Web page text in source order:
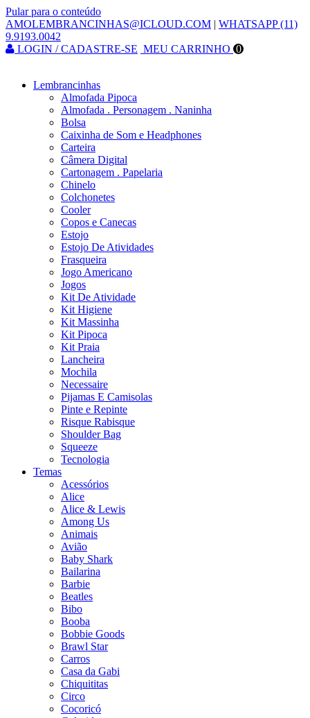
Pular para o conteúdo
AMOLEMBRANCINHAS@ICLOUD.COM | WHATSAPP (11)
9.9193.0042
LOGIN / CADASTRE-SE MEU CARRINHO 0
Lembrancinhas
Almofada Pipoca
Almofada . Personagem . Naninha
Bolsa
Caixinha de Som e Headphones
Carteira
Câmera Digital
Cartonagem . Papelaria
Chinelo
Colchonetes
Cooler
Copos e Canecas
Estojo
Estojo De Atividades
Frasqueira
Jogo Americano
Jogos
Kit De Atividade
Kit Higiene
Kit Massinha
Kit Pipoca
Kit Praia
Lancheira
Mochila
Necessaire
Pijamas E Camisolas
Pinte e Repinte
Risque Rabisque
Shoulder Bag
Squeeze
Tecnologia
Temas
Acessórios
Alice
Alice & Lewis
Among Us
Animais
Avião
Baby Shark
Bailarina
Barbie
Beatles
Bibo
Booba
Bobbie Goods
Brawl Star
Carros
Casa da Gabi
Chiquititas
Circo
Cocoricó